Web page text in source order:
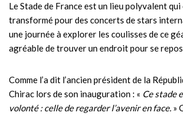
Le Stade de France est un lieu polyvalent
transformé pour des concerts de stars
une journée à explorer les coulisses de ce
agréable de trouver un endroit pour se
Comme l’a dit l’ancien président de la
Chirac lors de son inauguration : « Ce stade
volonté : celle de regarder l’avenir en face. »